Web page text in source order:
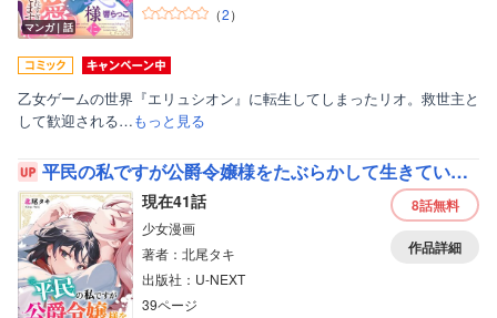
マンガ｜話
（2）
乙女ゲームの世界『エリュシオン』に転生してしまったリオ。救世主と
して歓迎される…もっと見る
平民の私ですが公爵令嬢様をたぶらかして生きています 【分冊版】
現在41話
少女漫画
著者：北尾タキ
出版社：U-NEXT
39ページ
8話無料
作品詳細